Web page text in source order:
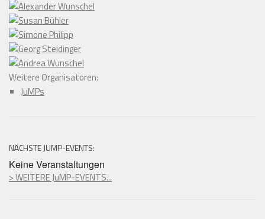
Weitere Organisatoren:
JuMPs
NÄCHSTE JUMP-EVENTS:
Keine Veranstaltungen
> WEITERE JuMP-EVENTS...